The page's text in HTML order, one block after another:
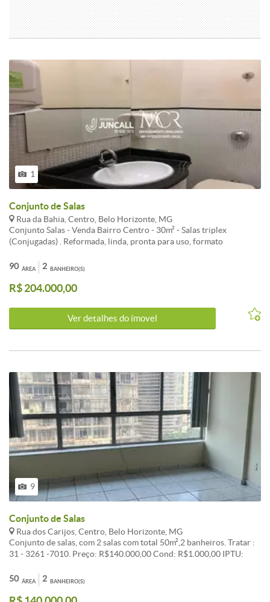
1
Conjunto de Salas
Rua da Bahia, Centro, Belo Horizonte, MG
Conjunto Salas - Venda Bairro Centro - 30m² - Salas triplex
(Conjugadas) . Reformada, linda, pronta para uso, formato
ar condicionado Split, imóvel silencioso, 12º andar, linda vista!
Prédio com portaria 24 horas, 04 elevadores. Agende horário para
conhecer o imóvel, confira!
ÁREA
90 BANHEIRO(S)
2
R$ 204.000,00
Ver detalhes do ímovel
9
Conjunto de Salas
Rua dos Carijos, Centro, Belo Horizonte, MG
Conjunto de salas, com 2 salas com total 50m²,2 banheiros. Tratar :
31 - 3261 -7010. Preço: R$140.000,00 Cond: R$1.000,00 IPTU:
ÁREA
50 BANHEIRO(S)
2